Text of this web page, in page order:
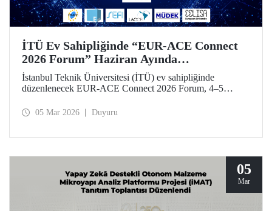
İTÜ Ev Sahipliğinde “EUR-ACE Connect
2026 Forum” Haziran Ayında
Düzenlenecek
İstanbul Teknik Üniversitesi (İTÜ) ev sahipliğinde
düzenlenecek EUR-ACE Connect 2026 Forum, 4–5
Merkezi’nde mühendislik eğitimi alanında uluslararası
05 Mar 2026 Duyuru
05
Mar